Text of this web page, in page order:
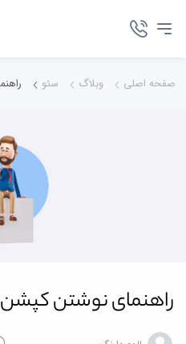
صفحه اصلی وبلاگ سئو
راهنمای نوشتن کپشن